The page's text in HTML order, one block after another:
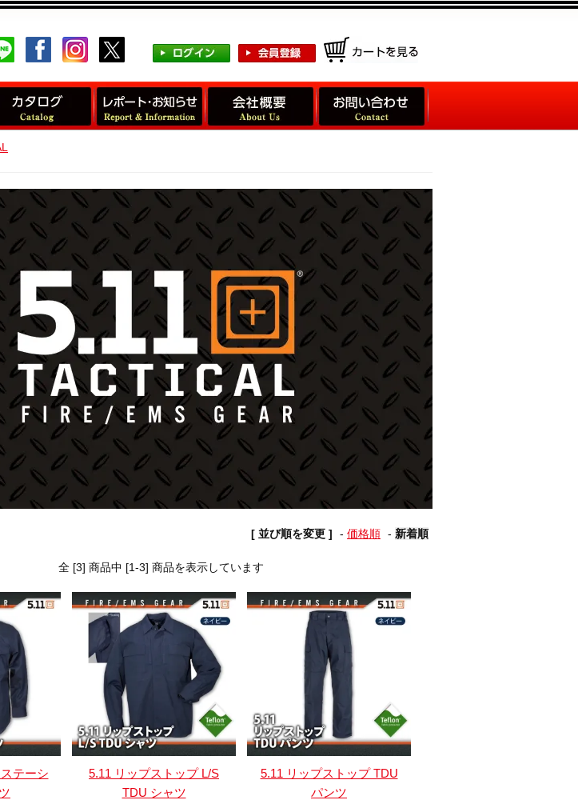
[ 並び順を変更 ] - 価格順 - 新着順
全 [3] 商品中 [1-3] 商品を表示しています
テーシ
5.11 リップストップ L/S
TDU シャツ
5.11 リップストップ TDU
パンツ